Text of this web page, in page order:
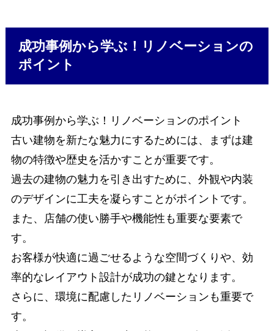
成功事例から学ぶ！リノベーションの
ポイント
成功事例から学ぶ！リノベーションのポイント
古い建物を新たな魅力にするためには、まずは建
物の特徴や歴史を活かすことが重要です。
過去の建物の魅力を引き出すために、外観や内装
のデザインに工夫を凝らすことがポイントです。
また、店舗の使い勝手や機能性も重要な要素で
す。
お客様が快適に過ごせるような空間づくりや、効
率的なレイアウト設計が成功の鍵となります。
さらに、環境に配慮したリノベーションも重要で
す。